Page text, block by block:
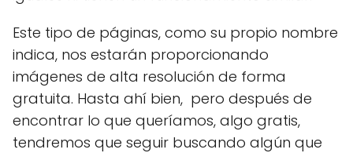
Este tipo de páginas, como su propio nombre
indica, nos estarán proporcionando
imágenes de alta resolución de forma
gratuita. Hasta ahí bien, pero después de
encontrar lo que queríamos, algo gratis,
tendremos que seguir buscando algún que